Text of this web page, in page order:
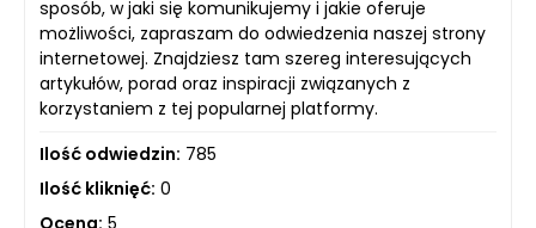
sposób, w jaki się komunikujemy i jakie oferuje
możliwości, zapraszam do odwiedzenia naszej strony
internetowej. Znajdziesz tam szereg interesujących
artykułów, porad oraz inspiracji związanych z
korzystaniem z tej popularnej platformy.
Ilość odwiedzin: 785
Ilość kliknięć: 0
Ocena: 5